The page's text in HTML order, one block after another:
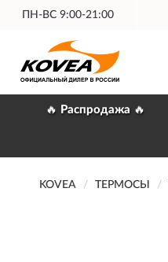
ПН-ВС 9:00-21:00
🔥 Распродажа 🔥
KOVEA ТЕРМОСЫ